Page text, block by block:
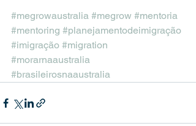
#megrowaustralia #megrow #mentoria
#mentoring #planejamentodeimigração
#imigração #migration
#morarnaaustralia
#brasileirosnaaustralia